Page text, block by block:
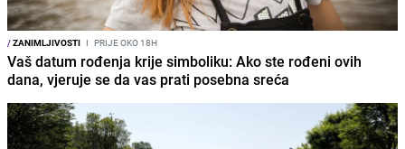
/ZANIMLJIVOSTI I PRIJE OKO 18H
Vaš datum rođenja krije simboliku: Ako ste rođeni ovih
dana, vjeruje se da vas prati posebna sreća